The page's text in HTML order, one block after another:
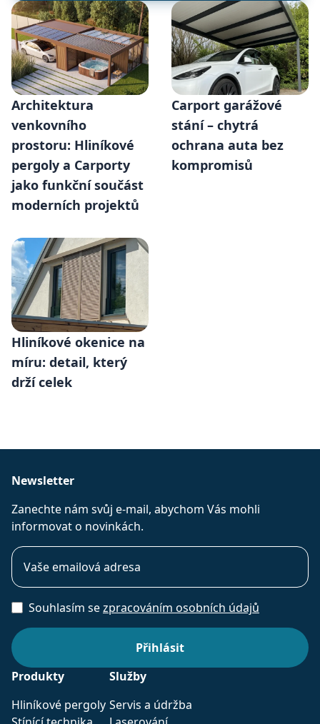
Architektura
venkovního
prostoru: Hliníkové
pergoly a Carporty
jako funkční součást
moderních projektů
Carport garážové
stání – chytrá
ochrana auta bez
kompromisů
Hliníkové okenice na
míru: detail, který
drží celek
Newsletter
Zanechte nám svůj e-mail, abychom Vás mohli
informovat o novinkách.
Souhlasím sezpracováním osobních údajů
Produkty
Hliníkové pergoly
Služby
Servis a údržba